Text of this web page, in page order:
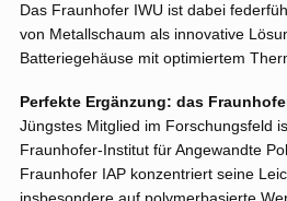
Das Fraunhofer IWU ist dabei
von Metallschaum als innovative
Batteriegehäuse mit optimiertem
Perfekte Ergänzung: das
Jüngstes Mitglied im Forschungsfeld
Fraunhofer-Institut für Angewandte
Fraunhofer IAP konzentriert seine